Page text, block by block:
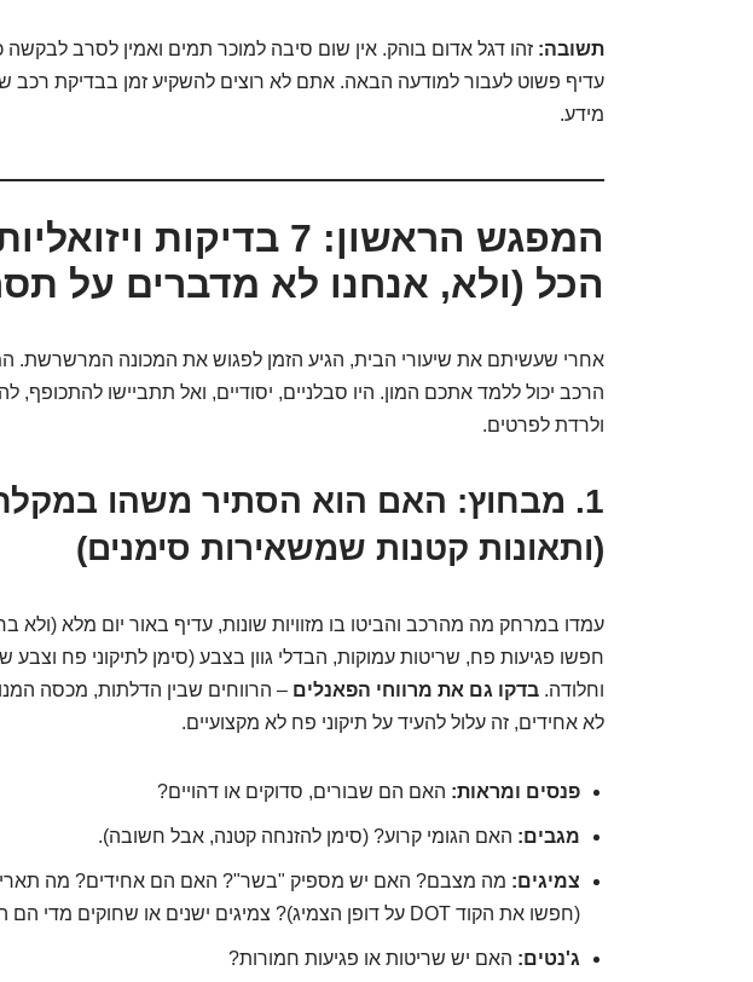
תשובה: זהו דגל אדום בוהק. אין שום סיבה למוכר תמים ואמין לסרב לבקשה
עדיף פשוט לעבור למודעה הבאה. אתם לא רוצים להשקיע זמן בבדיקת רכב
מידע.
המפגש הראשון: 7 בדיקות
הכל (ולא, אנחנו לא מדברים על
אחרי שעשיתם את שיעורי הבית, הגיע הזמן לפגוש את המכונה המרשרשת.
הרכב יכול ללמד אתכם המון. היו סבלניים, יסודיים, ואל תתביישו להתכופף,
ולרדת לפרטים.
1. מבחוץ: האם הוא הסתיר משהו
(ותאונות קטנות שמשאירות סימנים)
עמדו במרחק מה מהרכב והביטו בו מזוויות שונות, עדיף באור יום מלא (ולא
חפשו פגיעות פח, שריטות עמוקות, הבדלי גוון בצבע (סימן לתיקוני פח וצבע
וחלודה. בדקו גם את מרווחי הפאנלים – הרווחים שבין הדלתות, מכסה
לא אחידים, זה עלול להעיד על תיקוני פח לא מקצועיים.
פנסים ומראות: האם הם שבורים, סדוקים או דהויים?
מגבים: האם הגומי קרוע? (סימן להזנחה קטנה, אבל חשובה).
צמיגים: מה מצבם? האם יש מספיק "בשר"? האם הם אחידים? מה
(חפשו את הקוד DOT על דופן הצמיג)? צמיגים ישנים או שחוקים מדי הם הוצאה מיידית נוספת.
ג'נטים: האם יש שריטות או פגיעות חמורות?